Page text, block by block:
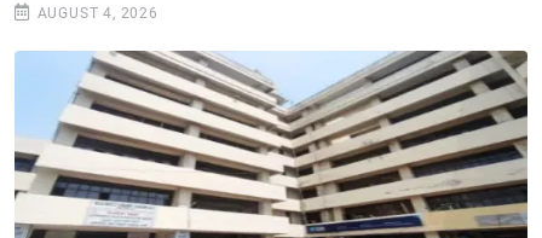
AUGUST 4, 2026